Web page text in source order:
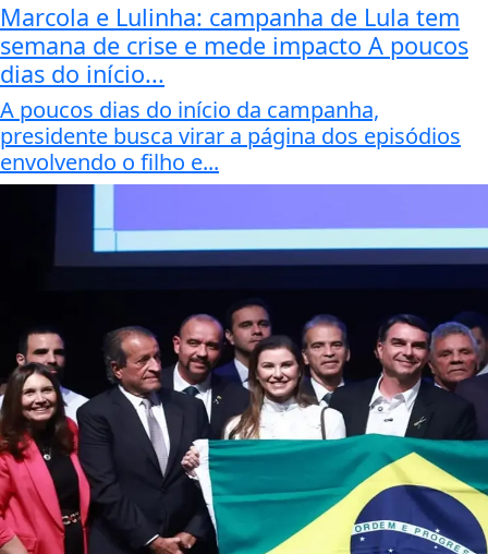
Marcola e Lulinha: campanha de Lula tem
semana de crise e mede impacto A poucos
dias do início...
A poucos dias do início da campanha,
presidente busca virar a página dos episódios
envolvendo o filho e...